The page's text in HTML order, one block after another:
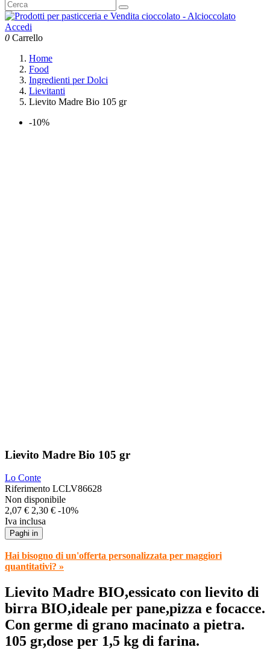
Accedi
0 Carrello
Home
Food
Ingredienti per Dolci
Lievitanti
Lievito Madre Bio 105 gr
-10%
Lievito Madre Bio 105 gr
Lo Conte
Riferimento LCLV86628
Non disponibile
2,07 € 2,30 € -10%
Iva inclusa
Paghi in
Hai bisogno di un'offerta personalizzata per maggiori
quantitativi? »
Lievito Madre BIO,essicato con lievito di
birra BIO,ideale per pane,pizza e focacce.
Con germe di grano macinato a pietra.
105 gr,dose per 1,5 kg di farina.